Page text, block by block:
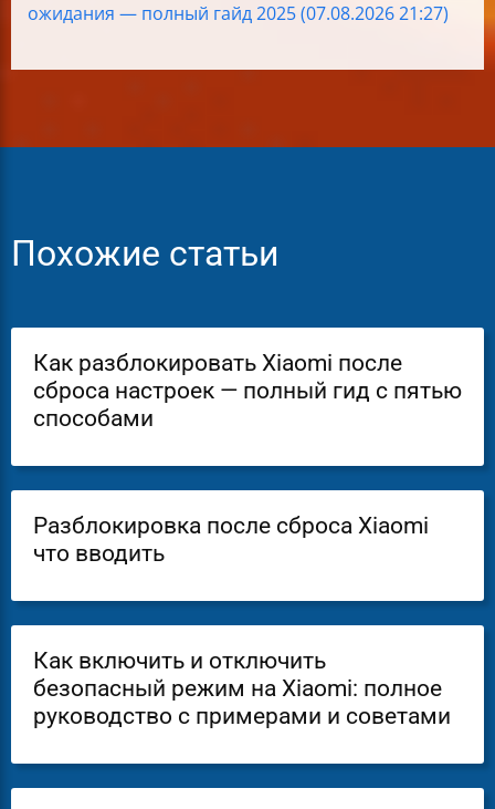
ожидания — полный гайд 2025 (07.08.2026 21:27)
Похожие статьи
Как разблокировать Xiaomi после
сброса настроек — полный гид с пятью
способами
Разблокировка после сброса Xiaomi
что вводить
Как включить и отключить
безопасный режим на Xiaomi: полное
руководство с примерами и советами